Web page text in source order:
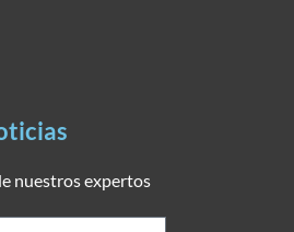
nuestros expertos